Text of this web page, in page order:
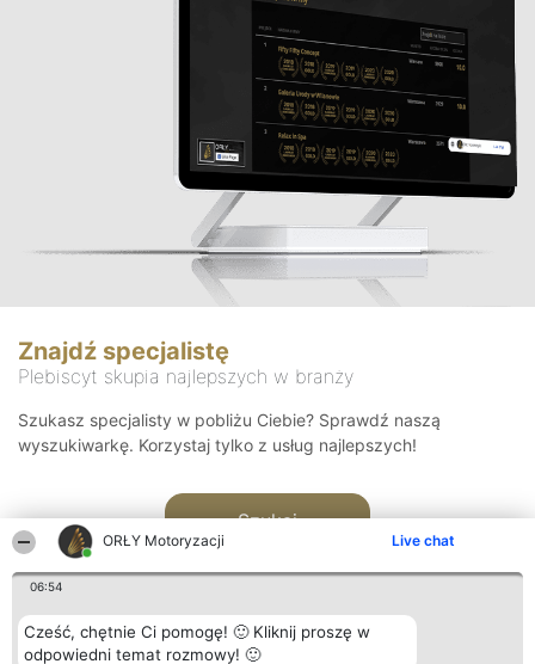
ORŁY Motoryzacji Live chat
06:54
Cześć, chętnie Ci pomogę! 🙂 Kliknij proszę w
odpowiedni temat rozmowy! 🙂
Znajdź specjalistę
Plebiscyt skupia najlepszych w branży
Szukasz specjalisty w pobliżu Ciebie? Sprawdź naszą
wyszukiwarkę. Korzystaj tylko z usług najlepszych!
Szukaj